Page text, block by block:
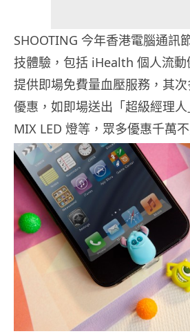
SHOOTING 今年香港電腦通訊
技體驗，包括 iHealth 個人流動
提供即場免費量血壓服務，其
優惠，如即場送出「超級經理人
MIX LED 燈等，眾多優惠千萬不